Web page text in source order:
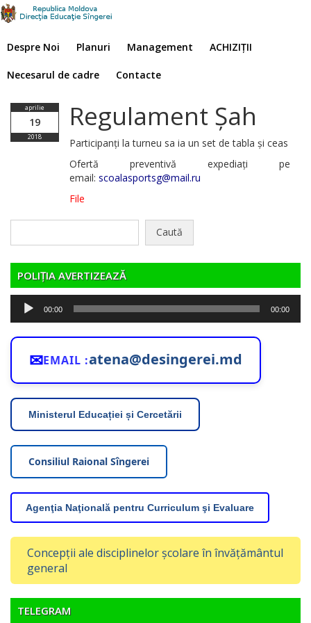
Despre Noi Planuri Management ACHIZIȚII
Necesarul de cadre Contacte
aprilie
19
2018
Regulament Șah
Participanți la turneu sa ia un set de tabla și ceas
Ofertă preventivă expediați pe
email: scoalasportsg@mail.ru
File
POLIȚIA AVERTIZEAZĂ
Player
audio
00:00 00:00
✉EMAIL :atena@desingerei.md
Ministerul Educației și Cercetării
Consiliul Raional Sîngerei
Agenţia Naţională pentru Curriculum şi Evaluare
Concepții ale disciplinelor școlare în învățământul
general
TELEGRAM